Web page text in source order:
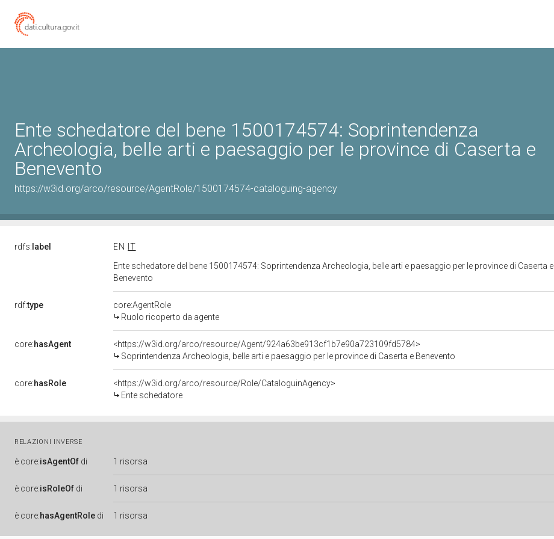
Ente schedatore del bene 1500174574: Soprintendenza
Archeologia, belle arti e paesaggio per le province di Caserta e
Benevento
https://w3id.org/arco/resource/AgentRole/1500174574-cataloguing-agency
rdfs: label EN
IT
Ente schedatore del bene 1500174574: Soprintendenza Archeologia, belle arti e paesaggio per le province di Caserta e
Benevento
rdf:type
core:AgentRole
Ruolo ricoperto da agente
core:hasAgent
<https://w3id.org/arco/resource/Agent/924a63be913cf1b7e90a723109fd5784>
Soprintendenza Archeologia, belle arti e paesaggio per le province di Caserta e Benevento
core:hasRole
<https://w3id.org/arco/resource/Role/CataloguinAgency>
Ente schedatore
RELAZIONI INVERSE
è core:isAgentOf di 1 risorsa
è core:isRoleOf di 1 risorsa
è core:hasAgentRole di 1 risorsa